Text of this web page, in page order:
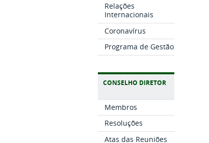
Relações
Internacionais
Coronavírus
Programa de Gestão
CONSELHO DIRETOR
Membros
Resoluções
Atas das Reuniões